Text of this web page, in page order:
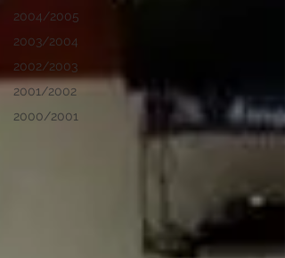
2004/2005
2003/2004
2002/2003
2001/2002
2000/2001